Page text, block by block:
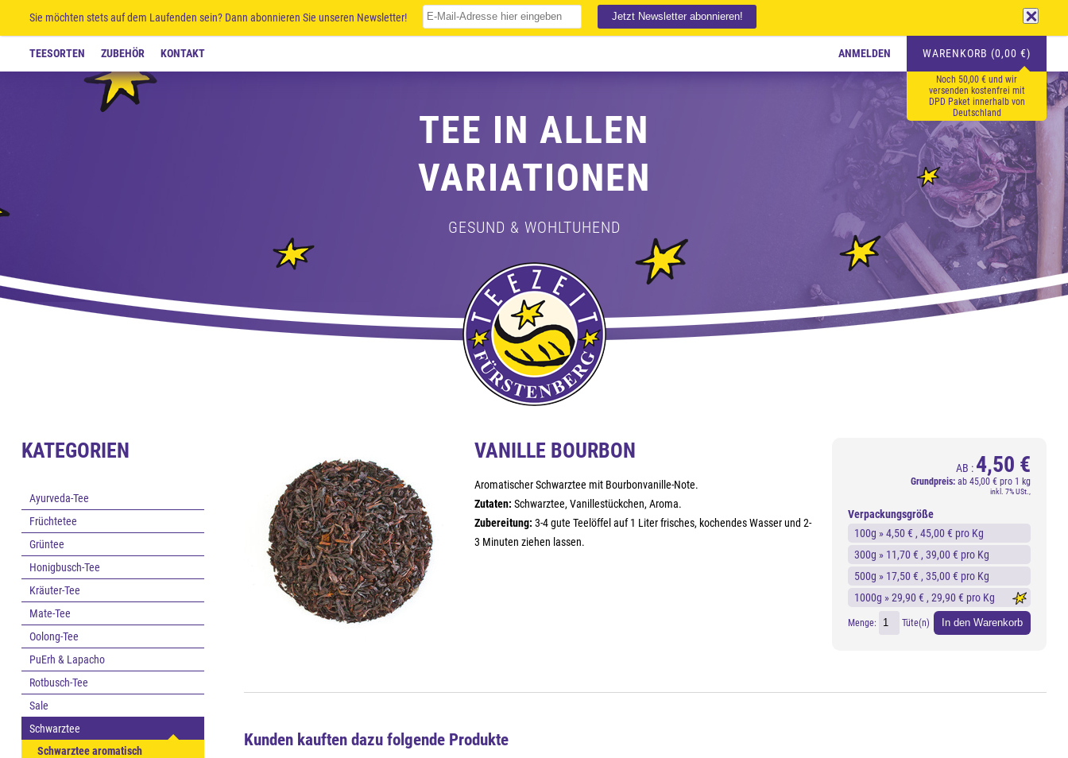
Sie möchten stets auf dem Laufenden sein? Dann abonnieren Sie unseren Newsletter!
TEESORTEN ZUBEHÖR KONTAKT ANMELDEN WARENKORB (0,00 €)
Noch 50,00 € und wir
versenden kostenfrei mit
DPD Paket innerhalb von
Deutschland
TEE IN ALLEN
VARIATIONEN
GESUND & WOHLTUHEND
KATEGORIEN
Ayurveda-Tee
Früchtetee
Grüntee
Honigbusch-Tee
Kräuter-Tee
Mate-Tee
Oolong-Tee
PuErh & Lapacho
Rotbusch-Tee
Sale
Schwarztee
Schwarztee aromatisch
VANILLE BOURBON
Aromatischer Schwarztee mit Bourbonvanille-Note.
Zutaten: Schwarztee, Vanillestückchen, Aroma.
Zubereitung: 3-4 gute Teelöffel auf 1 Liter frisches, kochendes Wasser und 2-
3 Minuten ziehen lassen.
AB : 4,50 €
Grundpreis: ab 45,00 € pro 1 kg
inkl. 7% USt.,
Verpackungsgröße
100g »4,50 € , 45,00 € pro Kg
300g » 11,70 € , 39,00 € pro Kg
500g » 17,50 € , 35,00 € pro Kg
1000g »29,90 € , 29,90 € pro Kg
Menge: Tüte(n) In den Warenkorb
Kunden kauften dazu folgende Produkte